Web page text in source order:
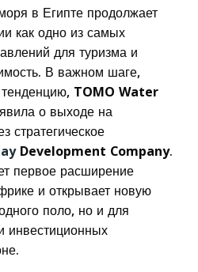
в Египте продолжает
как одно из самых
для туризма и
В важном шаге,
TOMO Water
о выходе на
стратегическое
Development Company.
первое расширение
и открывает новую
поло, но и для
инвестиционных